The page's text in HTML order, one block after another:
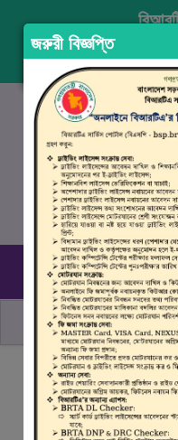
প্রবেশ করুন
ছাত্র জনতার অঙ্গীকার,
জরুরী বিজ্ঞপ্তি
বিআরটিএ সার্ভিস
স্বাগতম